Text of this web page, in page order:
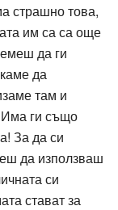
страшно това,
им са са още
да ги
да
там и
Има ги също
За да си
да използваш
си
стават за